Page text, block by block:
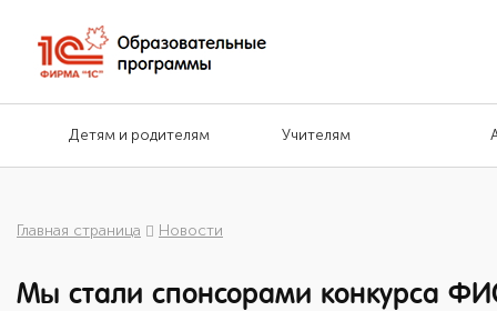
Детям и родителям Учителям
Главная страница Новости
Мы стали спонсорами конкурса